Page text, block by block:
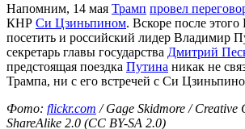
Напомним, 14 мая Трамп провел
КНР Си Цзиньпином. Вскоре после
посетить и российский лидер Владимир
секретарь главы государства Дмитрий
предстоящая поездка Путина никак не
Трампа, ни с его встречей с Си
Фото: flickr.com / Gage Skidmore / Creative
ShareAlike 2.0 (CC BY-SA 2.0)